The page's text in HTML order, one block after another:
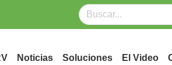
Noticias Soluciones El Video